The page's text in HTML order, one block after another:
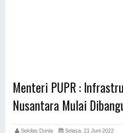
Menteri PUPR :
Nusantara Mulai
Sekilas Dunia Selasa, 21 Juni 2022